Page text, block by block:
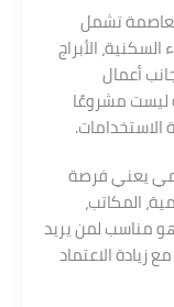
تشمل
الأبراج
أعمال
ليست مشروعًا
يعني فرصة
المكاتب،
مناسب لمن يريد
زيادة الاعتماد